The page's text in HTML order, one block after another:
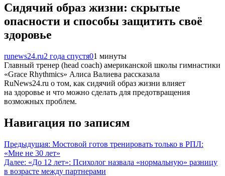
Сидячий образ жизни: скрытые
опасности и способы защитить своё
здоровье
runews24.ru2 года спустя01 минуты
Главный тренер (head coach) американской школы гимнастики
«Grace Rhythmics» Алиса Валиева рассказала
RuNews24.ru о том, как сидячий образ жизни влияет
на здоровье и что можно сделать для предотвращения
возможных проблем.
Навигация по записям
Предыдущая: Мостовой готов тренировать только в РПЛ:
«Мне не 30 лет»
Далее: «До 12 лет»: Психолог назвала «нормальную» разницу
в возрасте между партнерами